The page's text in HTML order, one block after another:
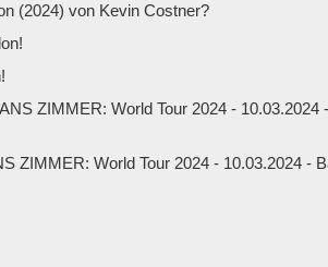
(2024) von Kevin Costner?
ZIMMER: World Tour 2024 - 10.03.2024 -